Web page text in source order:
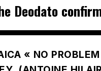
Deodato
« NO